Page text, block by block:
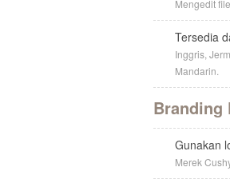
Mengedit
Tersedia
Inggris,
Mandarin.
Branding
Gunakan
Merek